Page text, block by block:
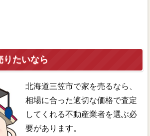
りたいなら
北海道三笠市で家を売るなら、
相場に合った適切な価格で査定
してくれる不動産業者を選ぶ必
要があります。